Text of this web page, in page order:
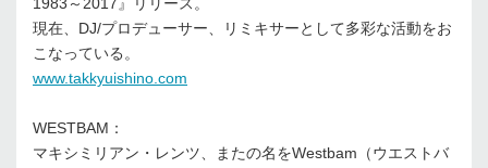
現在、DJ/プロデューサー、リミキサーとして多彩な活動をお
こなっている。
www.takkyuishino.com
WESTBAM：
マキシミリアン・レンツ、またの名をWestbam（ウエストバ